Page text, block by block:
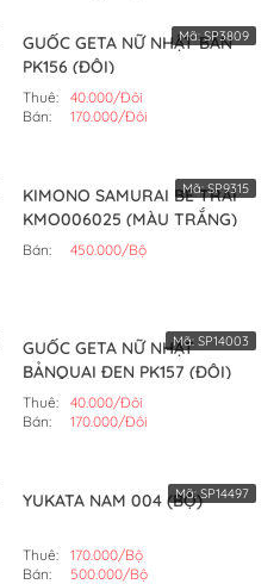
GUỐC GETA NỮ NHẬT BẢN
PK156 (ĐÔI)
Thuê:
40.000/Đôi
Bán:
170.000/Đôi
Mã:SP3809
KIMONO SAMURAI BÉ TRAI
KMO006025 (MÀU TRẮNG)
Bán: 450.000/Bộ
Mã:SP9315
GUỐC GETA NỮ NHẬT
BẢNQUAI ĐEN PK157 (ĐÔI)
Thuê:
40.000/Đôi
Bán:
170.000/Đôi
Mã: SP14003
YUKATA NAM 004 (BỘ)
Thuê:
170.000/Bộ
Bán:
500.000/Bộ
Mã:SP14497